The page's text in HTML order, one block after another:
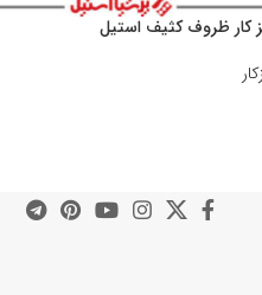
کار ظروف کثیف استیل